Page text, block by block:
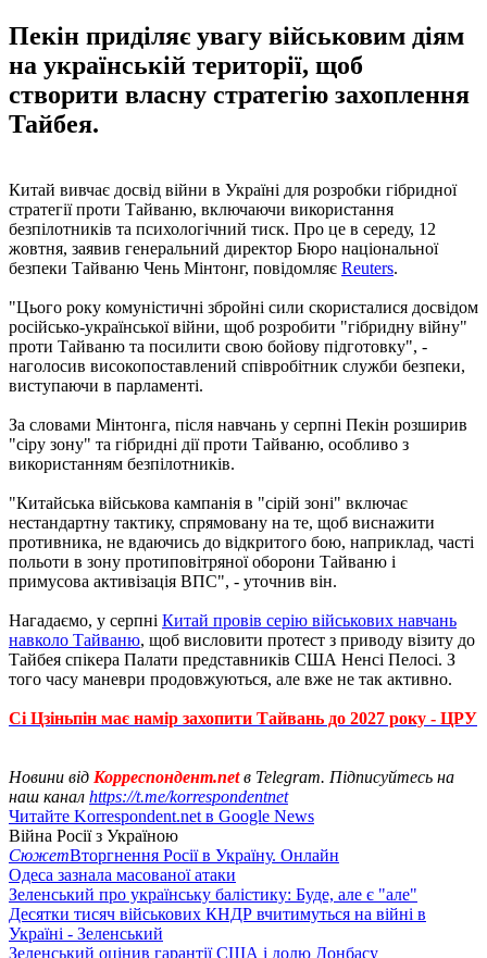
Пекін приділяє увагу військовим діям
на українській території, щоб
створити власну стратегію захоплення
Тайбея.
Китай вивчає досвід війни в Україні для розробки гібридної
стратегії проти Тайваню, включаючи використання
безпілотників та психологічний тиск. Про це в середу, 12
жовтня, заявив генеральний директор Бюро національної
безпеки Тайваню Чень Мінтонг, повідомляє Reuters.
"Цього року комуністичні збройні сили скористалися досвідом
російсько-української війни, щоб розробити "гібридну війну"
проти Тайваню та посилити свою бойову підготовку", -
наголосив високопоставлений співробітник служби безпеки,
виступаючи в парламенті.
За словами Мінтонга, після навчань у серпні Пекін розширив
"сіру зону" та гібридні дії проти Тайваню, особливо з
використанням безпілотників.
"Китайська військова кампанія в "сірій зоні" включає
нестандартну тактику, спрямовану на те, щоб виснажити
противника, не вдаючись до відкритого бою, наприклад, часті
польоти в зону протиповітряної оборони Тайваню і
примусова активізація ВПС", - уточнив він.
Нагадаємо, у серпні Китай провів серію військових навчань
навколо Тайваню, щоб висловити протест з приводу візиту до
Тайбея спікера Палати представників США Ненсі Пелосі. З
того часу маневри продовжуються, але вже не так активно.
Сі Цзіньпін має намір захопити Тайвань до 2027 року - ЦРУ
Новини від Корреспондент.netв Telegram. Підписуйтесь на
наш канал https://t.me/korrespondentnet
Читайте Korrespondent.net в Google News
Війна Росії з Україною
СюжетВторгнення Росії в Україну. Онлайн
Одеса зазнала масованої атаки
Зеленський про українську балістику: Буде, але є "але"
Десятки тисяч військових КНДР вчитимуться на війні в
Україні - Зеленський
Зеленський оцінив гарантії США і долю Донбасу